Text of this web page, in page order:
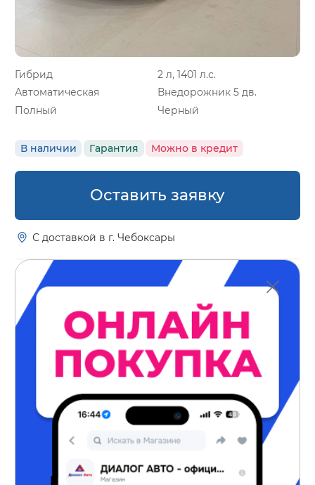
Гибрид
2 л, 1401 л.с.
Автоматическая
Внедорожник 5 дв.
Полный
Черный
В наличии Гарантия Можно в кредит
Оставить заявку
С доставкой в г. Чебоксары